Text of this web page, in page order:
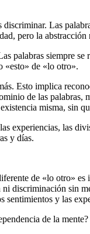
discriminar. Las
pero la abstracción
palabras siempre se
«esto» de «lo otro».
Esto implica
de las palabras,
misma, sin
experiencias, las
y días.
de «lo otro»
discriminación sin
sentimientos y las
de la